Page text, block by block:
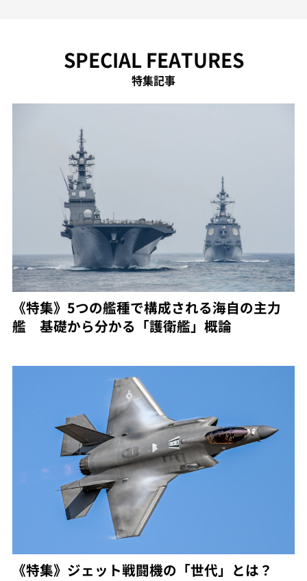
SPECIAL FEATURES
特集記事
《特集》5つの艦種で構成される海自の主力
艦 基礎から分かる「護衛艦」概論
《特集》ジェット戦闘機の「世代」とは？